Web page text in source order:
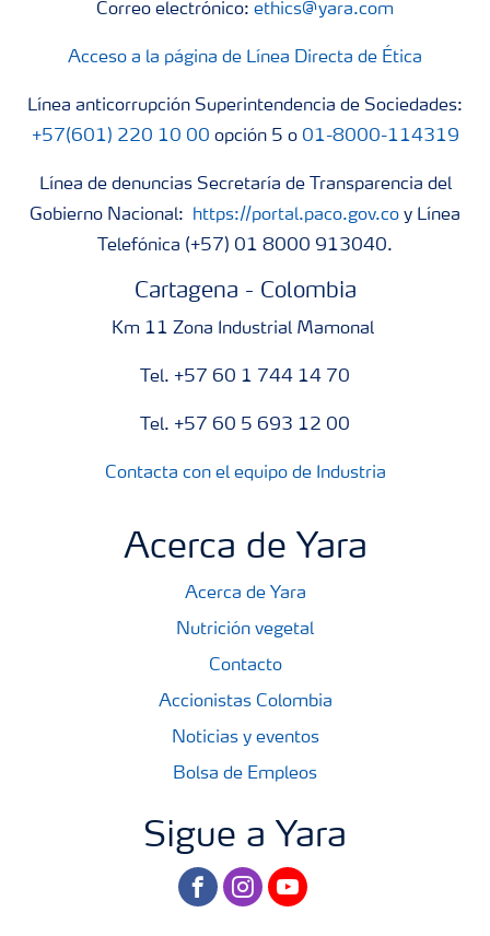
Correo electrónico: ethics@yara.com
Acceso a la página de Línea Directa de Ética
Línea anticorrupción Superintendencia de Sociedades:
+57(601) 220 10 00 opción 5 o 01-8000-114319
Línea de denuncias Secretaría de Transparencia del
Gobierno Nacional:
https://portal.paco.gov.co y Línea
Telefónica (+57) 01 8000 913040.
Cartagena - Colombia
Km 11 Zona Industrial Mamonal
Tel. +57 60 1 744 14 70
Tel. +57 60 5 693 12 00
Contacta con el equipo de Industria
Acerca de Yara
Acerca de Yara
Nutrición vegetal
Contacto
Accionistas Colombia
Noticias y eventos
Bolsa de Empleos
Sigue a Yara
facebookinstagram
youtube